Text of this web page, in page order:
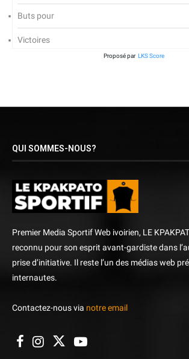
Buts pour
Victoires
Proposé par LKS Score
QUI SOMMES-NOUS?
Premier Media Sportif Web ivoirien, LE
reconnu pour son esprit avant-gardiste dans
prise d’initiative. Il reste l’un des médias web
internautes.
Contactez-nous via notre email